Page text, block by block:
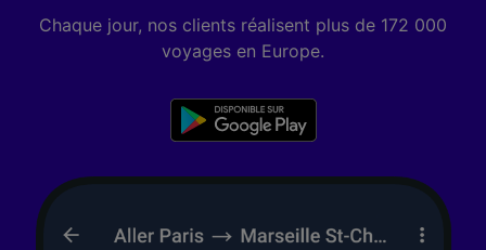
Chaque jour, nos clients réalisent plus de 172 000
voyages en Europe.
performance des publicités et du contenu,
études d’audience et développement de
Liste de nos partenaires (fournisseurs)